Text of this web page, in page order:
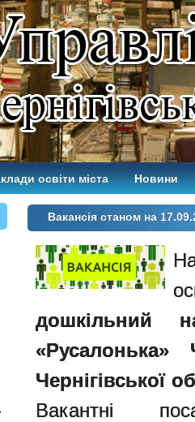
освіти міста Новини
Вакансія станом на
дошкільний
«Русалонька»
Чернігівської
Вакантні